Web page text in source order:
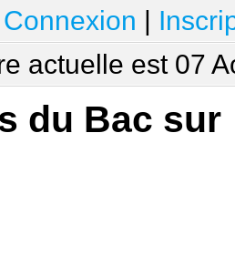
Connexion |
actuelle est 07
du Bac sur